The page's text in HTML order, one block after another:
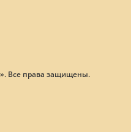
Все права защищены.